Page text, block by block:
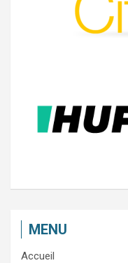
MENU
Accueil